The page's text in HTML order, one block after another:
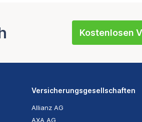
Kostenlosen
Versicherungsgesellschaften
Allianz AG
AXA AG